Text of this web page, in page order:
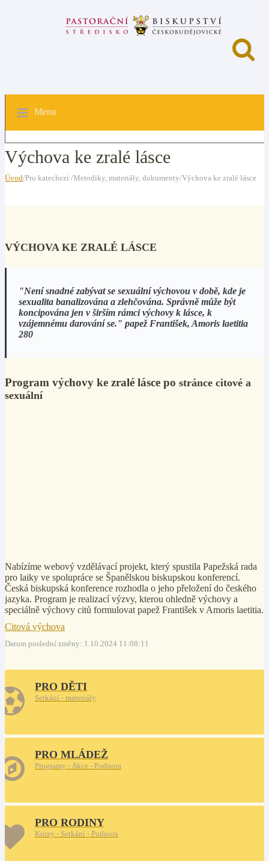
Menu
Výchova ke zralé lásce
Úvod/Pro katechezi /Metodiky, materiály, dokumenty/Výchova ke zralé lásce
VÝCHOVA KE ZRALÉ LÁSCE
"Není snadné zabývat se sexuální výchovou v době, kde je
sexualita banalizována a zlehčována. Správně může být
koncipována jen v širším rámci výchovy k lásce, k
vzájemnému darování se." papež František, Amoris laetitia
280
Program výchovy ke zralé lásce po stránce citové a
sexuální
Nabízíme webový vzdělávací projekt, který spustila Papežská rada
pro laiky ve spolupráce se Španělskou biskupskou konferencí.
Česká biskupská konference rozhodla o jeho přeložení do českého
jazyka. Program je realizací výzvy, kterou ohledně výchovy a
speciálně výchovy citů formulovat papež František v Amoris laetitia.
Citová výchova
Datum poslední změny: 1.10.2024 11:08:11
PRO DĚTI
Setkání - materiály
PRO MLÁDEŽ
Programy - Akce - Podpora
PRO RODINY
Kurzy - Setkání - Podpora